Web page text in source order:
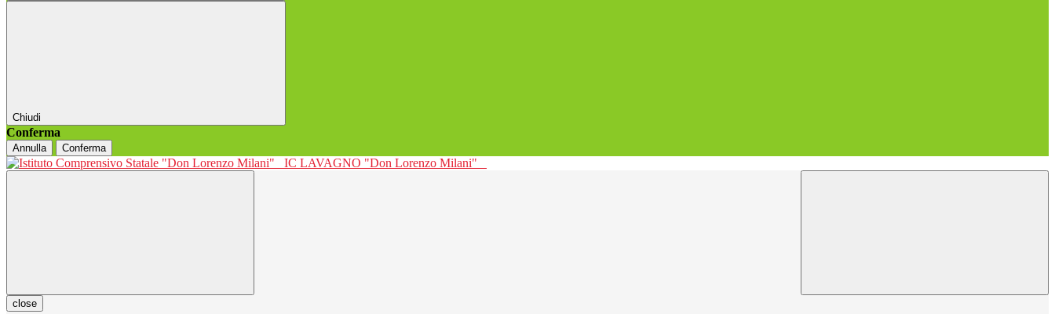
Chiudi
Conferma
Annulla Conferma
IC LAVAGNO "Don Lorenzo Milani"
close